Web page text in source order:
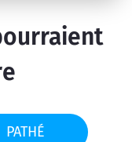
PATHÉ